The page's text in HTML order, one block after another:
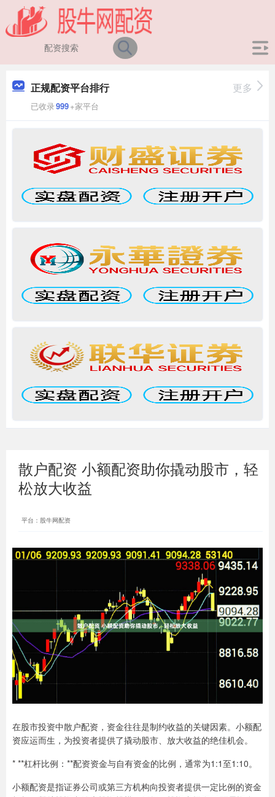
正规配资平台排行
已收录999+家平台
更多
散户配资 小额配资助你撬动股市，轻
松放大收益
平台：股牛网配资
在股市投资中散户配资，资金往往是制约收益的关键因素。小额配
资应运而生，为投资者提供了撬动股市、放大收益的绝佳机会。
* **杠杆比例：**配资资金与自有资金的比例，通常为1:1至1:10。
小额配资是指证券公司或第三方机构向投资者提供一定比例的资金